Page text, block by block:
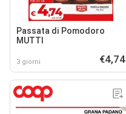
Passata di Pomodoro
MUTTI
3 giorni €4,74